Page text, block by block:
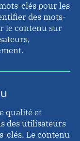
clés pour les
des mots-
le contenu sur
qualité et
des utilisateurs
clés. Le contenu